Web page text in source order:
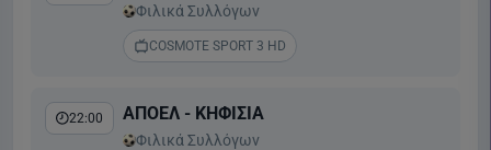
Φιλικά Συλλόγων
COSMOTE SPORT 3 HD
22:00 ΑΠΟΕΛ - ΚΗΦΙΣΙΑ
Φιλικά Συλλόγων